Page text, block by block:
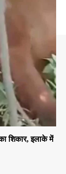
शिकार, इलाके में